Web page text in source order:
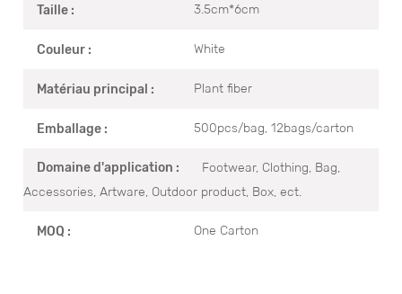
Taille : 3.5cm*6cm
Couleur : White
Matériau principal : Plant fiber
Emballage : 500pcs/bag, 12bags/carton
Domaine d'application :
Footwear, Clothing, Bag,
Accessories, Artware, Outdoor product, Box, ect.
MOQ : One Carton